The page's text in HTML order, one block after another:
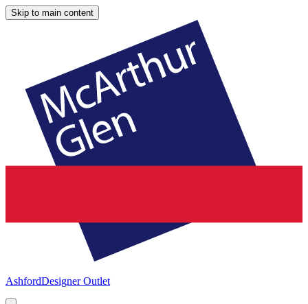
Skip to main content
AshfordDesigner Outlet